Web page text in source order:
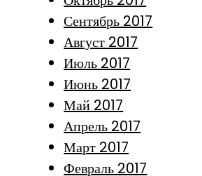
Сентябрь 2017
Август 2017
Июль 2017
Июнь 2017
Май 2017
Апрель 2017
Март 2017
Февраль 2017